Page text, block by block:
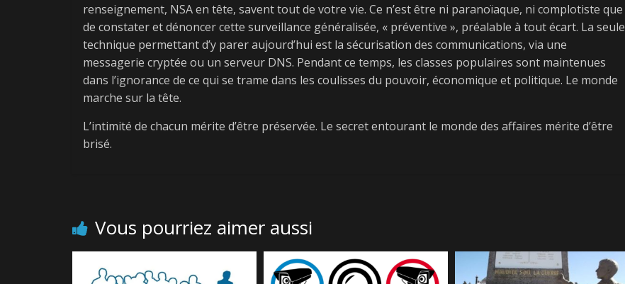
renseignement, NSA en tête, savent tout de votre vie. Ce n’est être ni paranoïaque, ni complotiste que
de constater et dénoncer cette surveillance généralisée, « préventive », préalable à tout écart. La seule
technique permettant d’y parer aujourd’hui est la sécurisation des communications, via une
messagerie cryptée ou un serveur DNS. Pendant ce temps, les classes populaires sont maintenues
dans l’ignorance de ce qui se trame dans les coulisses du pouvoir, économique et politique. Le monde
marche sur la tête.
L’intimité de chacun mérite d’être préservée. Le secret entourant le monde des affaires mérite d’être
brisé.
Vous pourriez aimer aussi